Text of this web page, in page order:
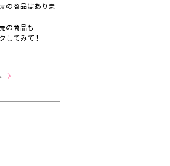
の商品はありま
の商品も
してみて！